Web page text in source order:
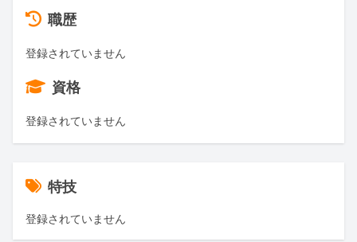
職歴
登録されていません
資格
登録されていません
特技
登録されていません